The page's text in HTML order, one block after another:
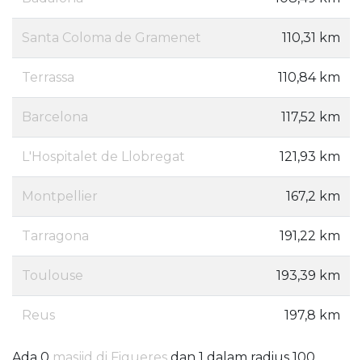
Santa Coloma de Gramenet 110,31 km
Terrassa 110,84 km
Barcelona 117,52 km
L'Hospitalet de Llobregat 121,93 km
Montpellier 167,2 km
Tarragona 191,22 km
Toulouse 193,39 km
Reus 197,8 km